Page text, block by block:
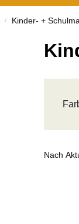
/ Kinder- +